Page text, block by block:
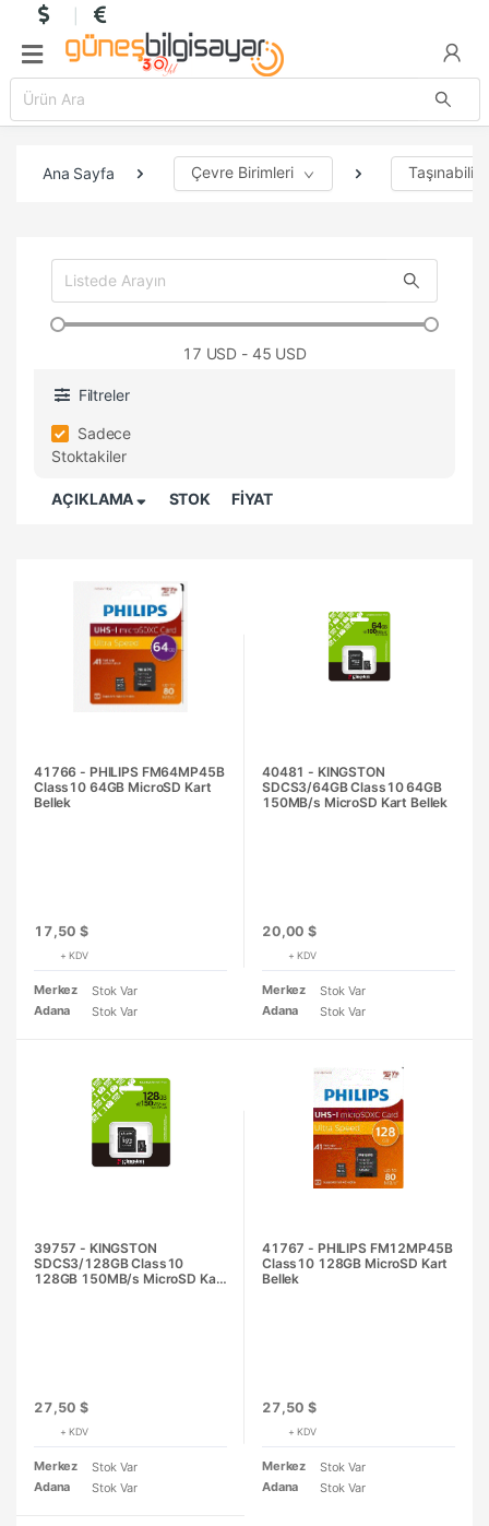
Ana Sayfa Çevre Birimleri Taşınabilir
17 USD - 45 USD
Filtreler
Sadece
Stoktakiler
AÇIKLAMA STOK FİYAT
41766 - PHILIPS FM64MP45B
Class10 64GB MicroSD Kart
Bellek
17,50 $
+ KDV
Merkez
Stok Var
Adana
Stok Var
40481 - KINGSTON
SDCS3/64GB Class10 64GB
150MB/s MicroSD Kart Bellek
20,00 $
+ KDV
Merkez
Stok Var
Adana
Stok Var
39757 - KINGSTON
SDCS3/128GB Class10
128GB 150MB/s MicroSD Kart
27,50 $
+ KDV
Merkez
Stok Var
Adana
Stok Var
41767 - PHILIPS FM12MP45B
Class10 128GB MicroSD Kart
Bellek
27,50 $
+ KDV
Merkez
Stok Var
Adana
Stok Var